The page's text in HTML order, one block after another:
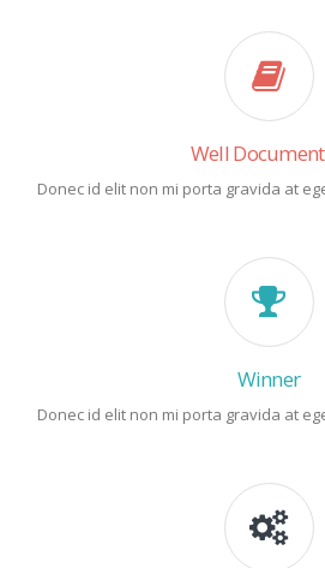
Well
Donec id elit non mi porta gravida at
Winner
Donec id elit non mi porta gravida at